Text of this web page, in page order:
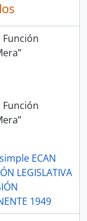
ECAN
LEGISLATIVA
1949